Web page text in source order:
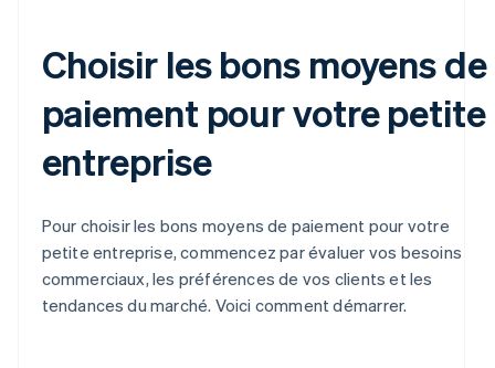
Choisir les bons moyens de
paiement pour votre petite
entreprise
Pour choisir les bons moyens de paiement pour votre
petite entreprise, commencez par évaluer vos besoins
commerciaux, les préférences de vos clients et les
tendances du marché. Voici comment démarrer.